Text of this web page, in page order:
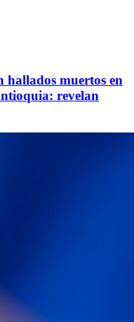
hallados muertos en
revelan